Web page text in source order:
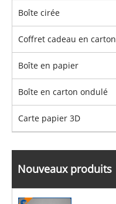
Boîte cirée
Coffret cadeau en carton
Boîte en papier
Boîte en carton ondulé
Carte papier 3D
Nouveaux produits